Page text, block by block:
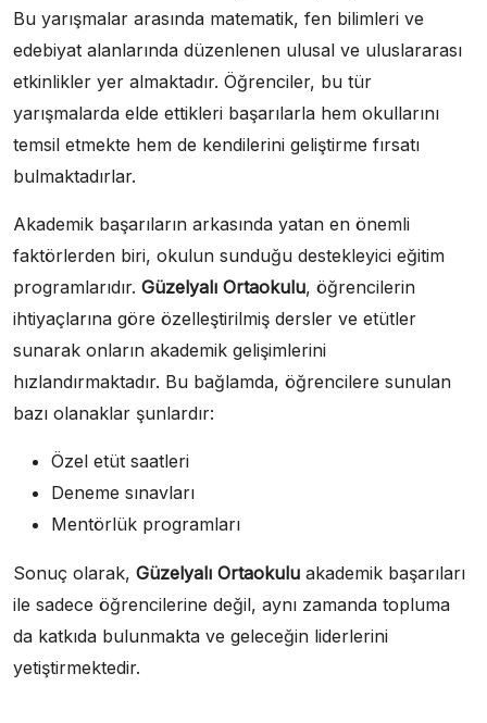
Bu yarışmalar arasında matematik, fen bilimleri ve
edebiyat alanlarında düzenlenen ulusal ve uluslararası
etkinlikler yer almaktadır. Öğrenciler, bu tür
yarışmalarda elde ettikleri başarılarla hem okullarını
temsil etmekte hem de kendilerini geliştirme fırsatı
bulmaktadırlar.
Akademik başarıların arkasında yatan en önemli
faktörlerden biri, okulun sunduğu destekleyici eğitim
programlarıdır. Güzelyalı Ortaokulu, öğrencilerin
ihtiyaçlarına göre özelleştirilmiş dersler ve etütler
sunarak onların akademik gelişimlerini
hızlandırmaktadır. Bu bağlamda, öğrencilere sunulan
bazı olanaklar şunlardır:
Özel etüt saatleri
Deneme sınavları
Mentörlük programları
Sonuç olarak, Güzelyalı Ortaokulu akademik başarıları
ile sadece öğrencilerine değil, aynı zamanda topluma
da katkıda bulunmakta ve geleceğin liderlerini
yetiştirmektedir.